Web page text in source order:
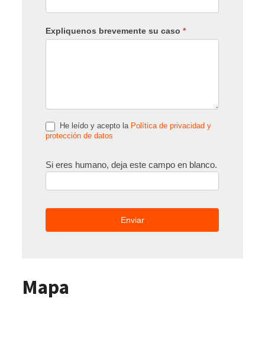
Expliquenos brevemente su caso*
He leído y acepto la Política de privacidad y
protección de datos
Si eres humano, deja este campo en blanco.
Mapa